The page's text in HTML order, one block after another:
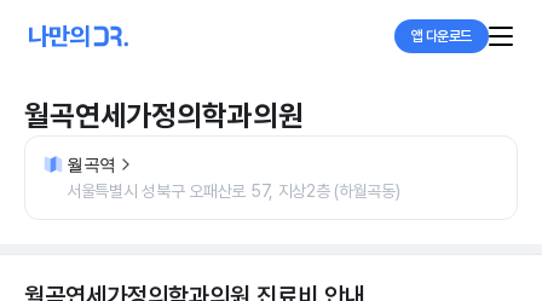
앱 다운로드
월곡연세가정의학과의원
월곡역
서울특별시 성북구 오패산로 57, 지상2층 (하월곡동)